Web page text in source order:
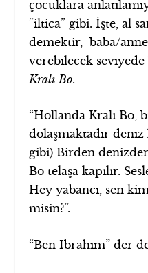
çocuklara
“iltica” gibi. İşte, al
demektir, baba/
verebilecek
Kralı Bo.
“Hollanda Kralı Bo,
dolaşmaktadır deniz
gibi) Birden
Bo telaşa kapılır.
Hey yabancı, sen
misin?”.
“Ben İbrahim” der